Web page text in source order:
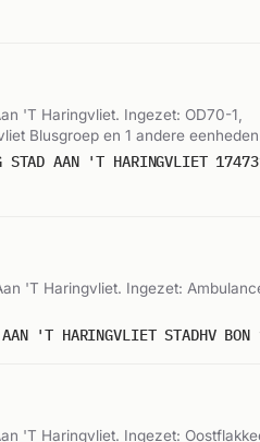
'T Haringvliet. Ingezet: OD70-1,
Blusgroep en 1 andere
'T Haringvliet. Ingezet:
'T HARINGVLIET STADHV BON
'T Haringvliet. Ingezet: